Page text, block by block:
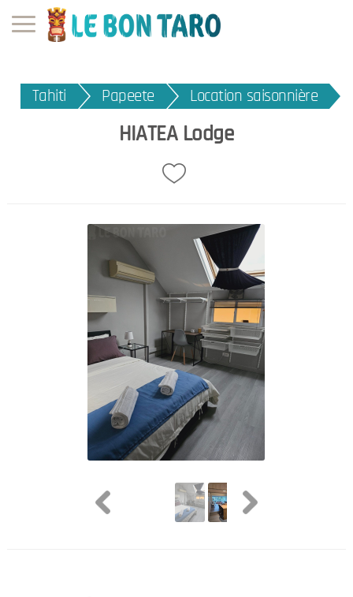
Tahiti Papeete Location saisonnière
HIATEA Lodge